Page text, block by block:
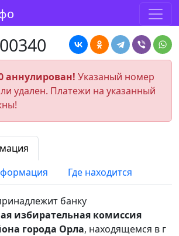
аннулирован! Указаный номер
удален. Платежи на указанный
Где находится
банку
избирательная комиссия
города Орла, находящемся в г